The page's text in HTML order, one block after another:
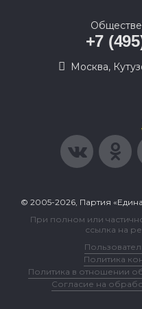
+7
Москва,
© 2005-2026, Партия
При полном или
ссылка на
Политика
Политика в отношении
Согласие на